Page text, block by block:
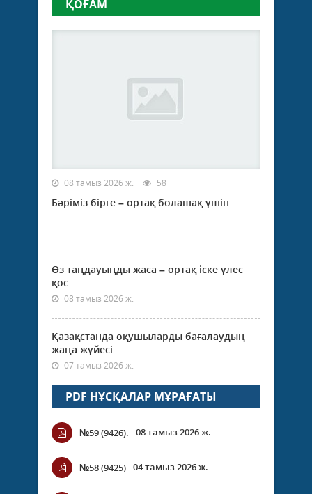
ҚОҒАМ
08 тамыз 2026 ж. 58
Бәріміз бірге – ортақ болашақ үшін
Өз таңдауыңды жаса – ортақ іске үлес
қос
08 тамыз 2026 ж.
Қазақстанда оқушыларды бағалаудың
жаңа жүйесі
07 тамыз 2026 ж.
PDF НҰСҚАЛАР МҰРАҒАТЫ
№59 (9426). 08 тамыз 2026 ж.
№58 (9425) 04 тамыз 2026 ж.